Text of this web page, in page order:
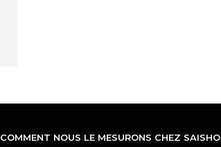
COMMENT NOUS LE MESURONS CHEZ SAISHO